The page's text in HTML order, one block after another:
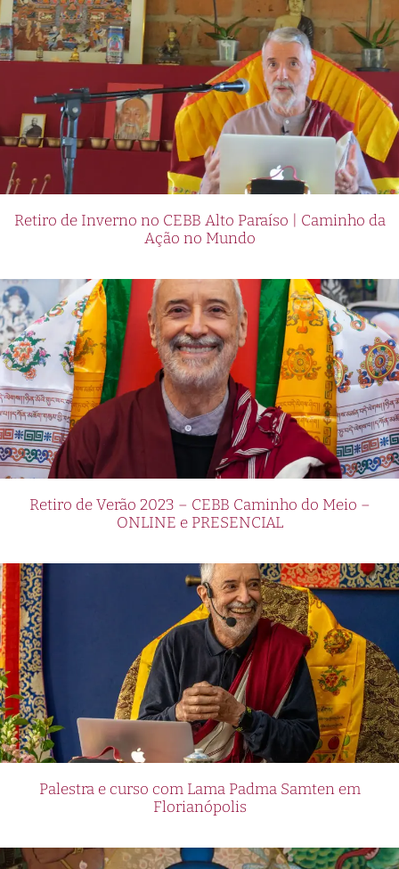
Retiro de Inverno no CEBB Alto Paraíso | Caminho da
Ação no Mundo
Retiro de Verão 2023 – CEBB Caminho do Meio –
ONLINE e PRESENCIAL
Palestra e curso com Lama Padma Samten em
Florianópolis